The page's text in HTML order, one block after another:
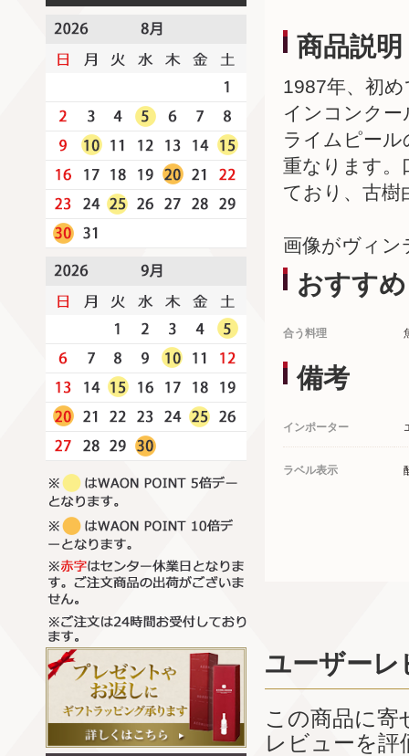
商品説明
1987年、初
インコンクー
ライムピー
重なります。
ており、古樹
画像がヴィン
おすすめ
合う料理
備考
インポーター
ラベル表示
ユーザーレ
この商品に
レビューを評